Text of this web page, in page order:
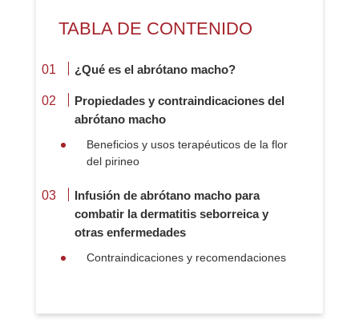
TABLA DE CONTENIDO
¿Qué es el abrótano macho?
Propiedades y contraindicaciones del
abrótano macho
Beneficios y usos terapéuticos de la flor
del pirineo
Infusión de abrótano macho para
combatir la dermatitis seborreica y
otras enfermedades
Contraindicaciones y recomendaciones